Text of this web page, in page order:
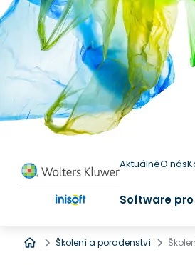
AktuálněO nás
Software
Úvod
Školení a poradenství